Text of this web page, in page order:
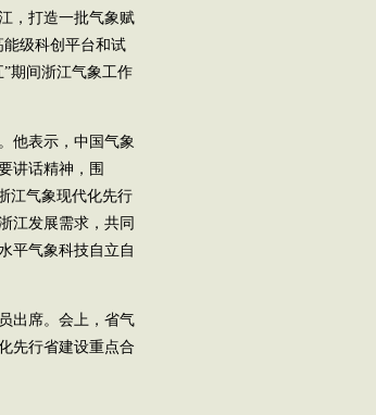
，打造一批气象赋
级科创平台和试
期间浙江气象工作
他表示，中国气象
讲话精神，围
江气象现代化先行
江发展需求，共同
平气象科技自立自
出席。会上，省气
先行省建设重点合